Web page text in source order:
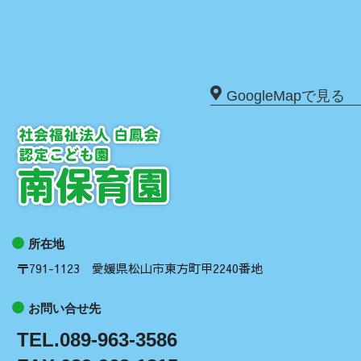
GoogleMapで見る
所在地
〒791-1123 愛媛県松山市東方町甲2240番地
お問い合せ先
TEL.089-963-3586